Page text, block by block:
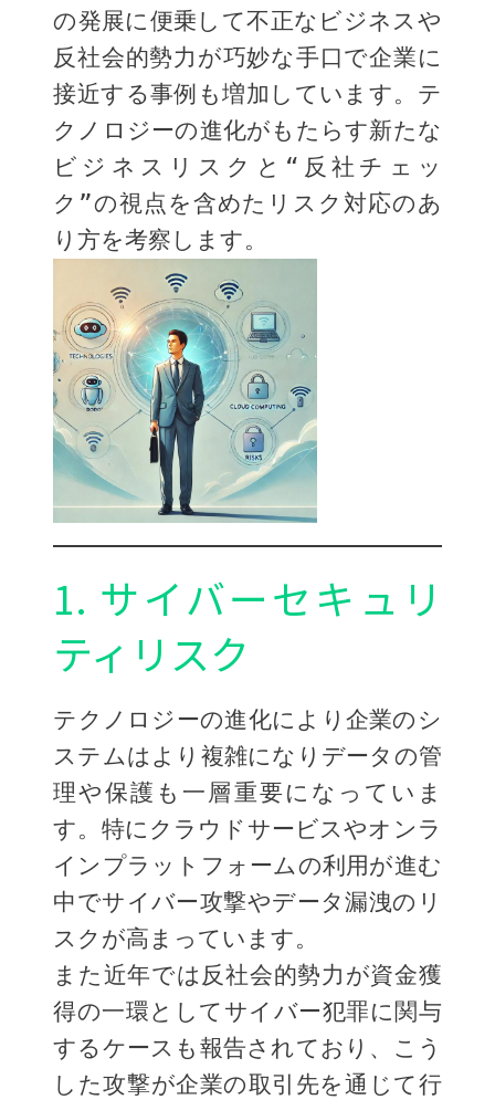
の発展に便乗して不正なビジネスや
反社会的勢力が巧妙な手口で企業に
接近する事例も増加しています。テ
クノロジーの進化がもたらす新たな
ビジネスリスクと“反社チェッ
ク”の視点を含めたリスク対応のあ
り方を考察します。
1. サイバーセキュリ
ティリスク
テクノロジーの進化により企業のシ
ステムはより複雑になりデータの管
理や保護も一層重要になっていま
す。特にクラウドサービスやオンラ
インプラットフォームの利用が進む
中でサイバー攻撃やデータ漏洩のリ
スクが高まっています。
また近年では反社会的勢力が資金獲
得の一環としてサイバー犯罪に関与
するケースも報告されており、こう
した攻撃が企業の取引先を通じて行